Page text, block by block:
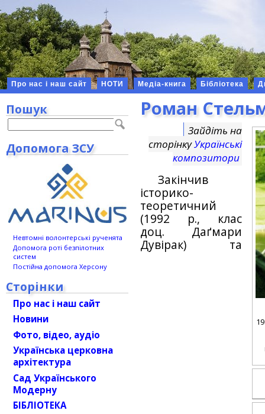
Про нас і наш сайт НОТИ Медіа-книга Бібліотека
Роман
Зайдіть на
сторінкуУкраїнські
композитори
Закінчив
історико-
теоретичний
(1992 р., клас
доц. Даґмари
Дувірак) та
Пошук
Допомога ЗСУ
Невтомні волонтерські рученята
Допомога роті безпілотних
систем
Постійна допомога Херсону
Сторінки
Про нас і наш сайт
Новини
Фото, відео, аудіо
Українська церковна
архітектура
Сад Українського
Модерну
БІБЛІОТЕКА